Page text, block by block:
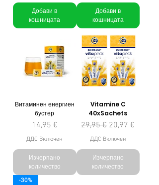
Добави в
кошницата
Добави в
кошницата
Витаминен енергиен
бустер
Цена
14,95 €
ДДС Включен
Изчерпано
количество
Vitamine C
40xSachets
Редовна цена
29,95 € Продажна цена
20,97 €
ДДС Включен
Изчерпано
количество
-30%